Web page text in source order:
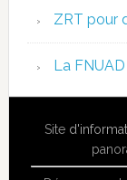
ZRT pour
La
Site